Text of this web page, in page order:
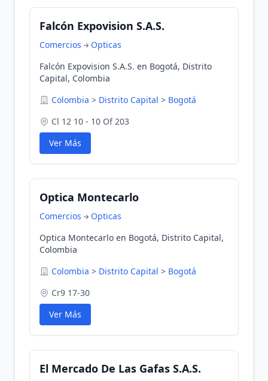
Falcón Expovision S.A.S.
Comercios
Opticas
Falcón Expovision S.A.S. en Bogotá, Distrito
Capital, Colombia
Colombia > Distrito Capital > Bogotá
Cl 12 10 - 10 Of 203
Ver Más
Optica Montecarlo
Comercios
Opticas
Optica Montecarlo en Bogotá, Distrito Capital,
Colombia
Colombia > Distrito Capital > Bogotá
Cr9 17-30
Ver Más
El Mercado De Las Gafas S.A.S.